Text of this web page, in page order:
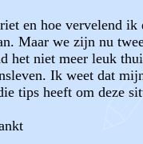
en hoe vervelend
Maar we zijn nu
het niet meer leuk
Ik weet dat
tips heeft om deze